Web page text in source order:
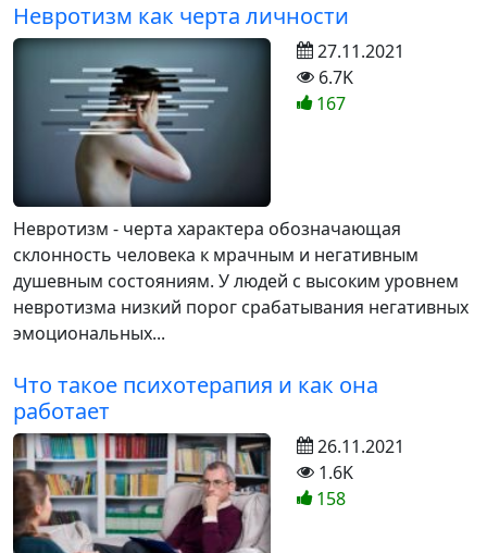
Невротизм как черта личности
Невротизм - черта характера обозначающая
склонность человека к мрачным и негативным
душевным состояниям. У людей с высоким уровнем
невротизма низкий порог срабатывания негативных
эмоциональных...
27.11.2021
6.7K
167
Что такое психотерапия и как она
работает
26.11.2021
1.6K
158